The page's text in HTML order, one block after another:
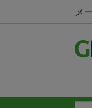
メ